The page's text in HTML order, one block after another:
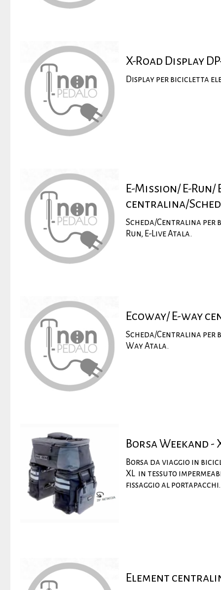
X-Road Display
Display per bicicletta
E-Mission/ E-Run/
centralina/
Scheda/Centralina per
Run, E-Live Atala.
Ecoway/ E-way
Scheda/Centralina per
Way Atala.
Borsa Weekand -
Borsa da viaggio in
XL in tessuto
fissaggio al portapacchi.
Element